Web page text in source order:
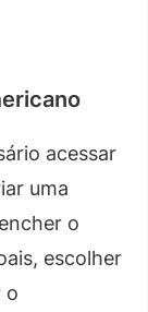
acessar
uma
o
escolher
o